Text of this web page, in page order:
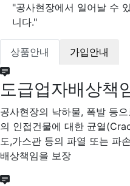
"공사현장에서 일어날 수
니다."
상품안내 가입안내
도급업자배상책
공사현장의 낙하물, 폭발 등
의 인접건물에 대한 균열
도,가스관 등의 파열 또는 파
배상책임을 보장